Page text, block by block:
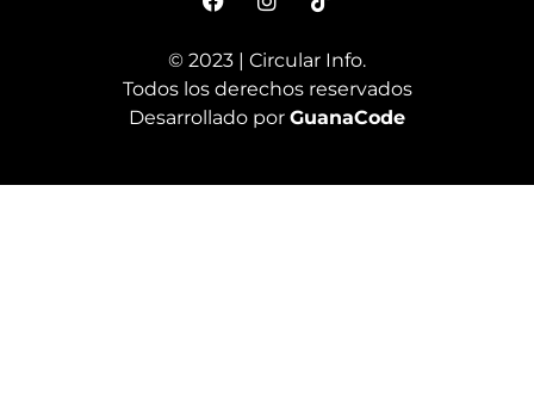
© 2023 | Circular Info.
Todos los derechos reservados
Desarrollado por GuanaCode